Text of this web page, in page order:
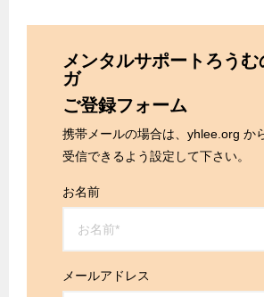
メンタルサポートろうむ
ガ
ご登録フォーム
携帯メールの場合は、yhlee.org か
受信できるよう設定して下さい。
お名前
メールアドレス